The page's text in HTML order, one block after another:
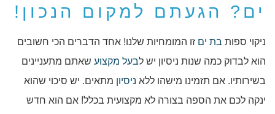
ים? הגעתם למקום הנכון!
ניקוי ספות בת ים זו המומחיות שלנו! אחד הדברים הכי חשובים
הוא לבדוק כמה שנות ניסיון יש לבעל מקצוע שאתם מתעניינים
בשירותיו. אם תזמינו מישהו ללא ניסיון מתאים. יש סיכוי שהוא
ינקה לכם את הספה בצורה לא מקצועית בכלל! אם הוא חדש